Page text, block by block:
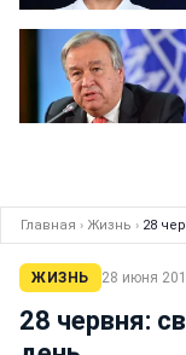
Главная › Жизнь › 28
ЖИЗНЬ 28 июня
28 червня: